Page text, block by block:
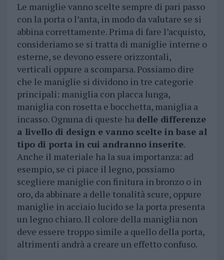
Le maniglie vanno scelte sempre di pari passo
con la porta o l’anta, in modo da valutare se si
abbina correttamente. Prima di fare l’acquisto,
consideriamo se si tratta di maniglie interne o
esterne, se devono essere orizzontali,
verticali oppure a scomparsa. Possiamo dire
che le maniglie si dividono in tre categorie
principali: maniglia con placca lunga,
maniglia con rosetta e bocchetta, maniglia a
incasso. Ognuna di queste ha delle differenze
a livello di design e vanno scelte in base al
tipo di porta in cui andranno inserite.
Anche il materiale ha la sua importanza: ad
esempio, se ci piace il legno, possiamo
scegliere maniglie con finitura in bronzo o in
oro, da abbinare a delle tonalità scure, oppure
maniglie in acciaio lucido se la porta presenta
un legno chiaro. Il colore della maniglia non
deve essere troppo simile a quello della porta,
altrimenti andrà a creare un effetto confuso.